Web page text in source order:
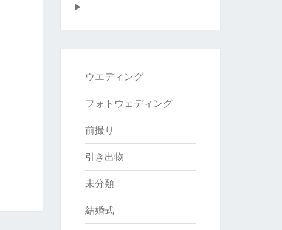
ウエディング
フォトウェディング
前撮り
引き出物
未分類
結婚式